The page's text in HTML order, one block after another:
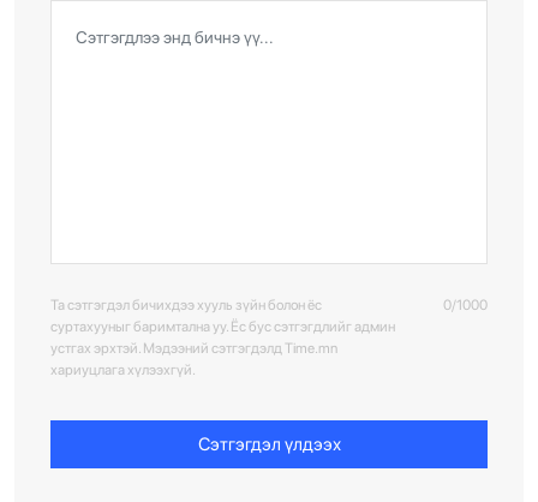
Та сэтгэгдэл бичихдээ хууль зүйн болон ёс
суртахууныг баримтална уу. Ёс бус сэтгэгдлийг админ
устгах эрхтэй. Мэдээний сэтгэгдэлд Time.mn
хариуцлага хүлээхгүй.
0/1000
Сэтгэгдэл үлдээх